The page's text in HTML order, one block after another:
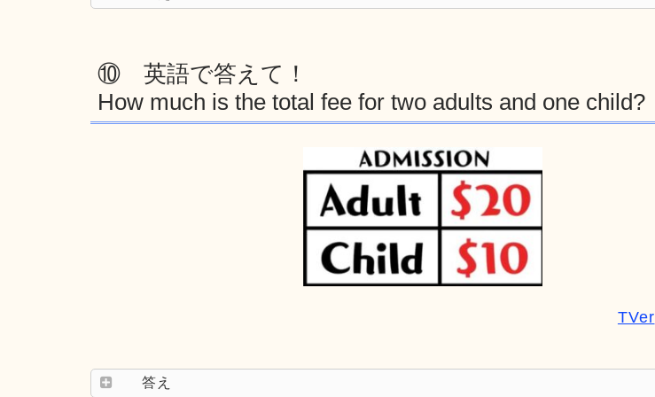
⑩ 英語で答えて！
How much is the total fee for two adults and one child?
TVer
答え